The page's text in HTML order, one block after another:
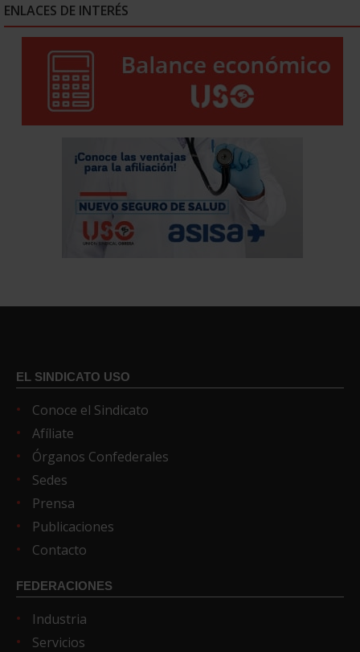
ENLACES DE INTERÉS
EL SINDICATO USO
Conoce el Sindicato
Afíliate
Órganos Confederales
Sedes
Prensa
Publicaciones
Contacto
FEDERACIONES
Industria
Servicios